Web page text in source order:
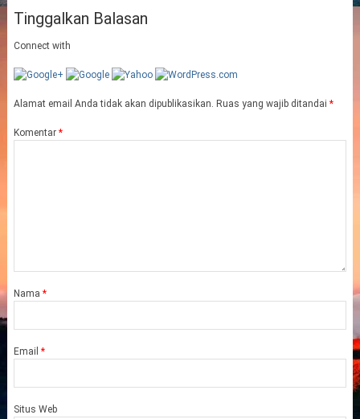
Tinggalkan Balasan
Connect with
Alamat email Anda tidak akan dipublikasikan. Ruas yang wajib ditandai *
Komentar *
Nama *
Email *
Situs Web